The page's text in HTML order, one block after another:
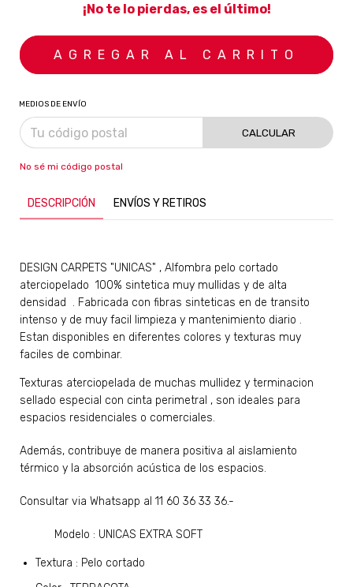
¡No te lo pierdas, es el último!
MEDIOS DE ENVÍO
CALCULAR
No sé mi código postal
DESCRIPCIÓN ENVÍOS Y RETIROS
​DESIGN CARPETS "UNICAS" , Alfombra pelo cortado
aterciopelado 100% sintetica muy mullidas y de alta
densidad . Fabricada con fibras sinteticas en de transito
intenso y de muy facil limpieza y mantenimiento diario .
Estan disponibles en diferentes colores y texturas muy
faciles de combinar.
Texturas aterciopelada de muchas mullidez y terminacion
sellado especial con cinta perimetral , son ideales para
espacios residenciales o comerciales.
Además, contribuye de manera positiva al aislamiento
térmico y la absorción acústica de los espacios.
Consultar via Whatsapp al 11 60 36 33 36.-
Modelo : UNICAS EXTRA SOFT
Textura : Pelo cortado